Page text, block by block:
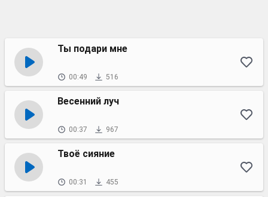
Ты подари мне
00:49 516
Весенний луч
00:37 967
Твоё сияние
00:31 455